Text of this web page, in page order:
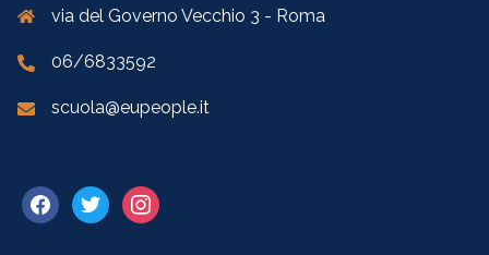
via del Governo Vecchio 3 - Roma
06/6833592
scuola@eupeople.it